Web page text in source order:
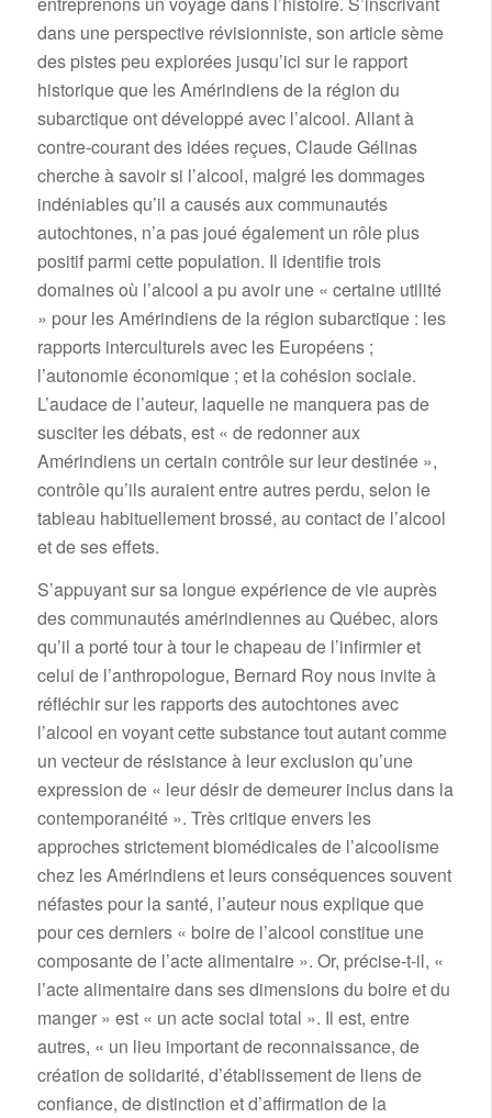
dans une perspective révisionniste, son article sème
des pistes peu explorées jusqu’ici sur le rapport
historique que les Amérindiens de la région du
subarctique ont développé avec l’alcool. Allant à
contre-courant des idées reçues, Claude Gélinas
cherche à savoir si l’alcool, malgré les dommages
indéniables qu’il a causés aux communautés
autochtones, n’a pas joué également un rôle plus
positif parmi cette population. Il identifie trois
domaines où l’alcool a pu avoir une « certaine utilité
» pour les Amérindiens de la région subarctique : les
rapports interculturels avec les Européens ;
l’autonomie économique ; et la cohésion sociale.
L’audace de l’auteur, laquelle ne manquera pas de
susciter les débats, est « de redonner aux
Amérindiens un certain contrôle sur leur destinée »,
contrôle qu’ils auraient entre autres perdu, selon le
tableau habituellement brossé, au contact de l’alcool
et de ses effets.
S’appuyant sur sa longue expérience de vie auprès
des communautés amérindiennes au Québec, alors
qu’il a porté tour à tour le chapeau de l’infirmier et
celui de l’anthropologue, Bernard Roy nous invite à
réfléchir sur les rapports des autochtones avec
l’alcool en voyant cette substance tout autant comme
un vecteur de résistance à leur exclusion qu’une
expression de « leur désir de demeurer inclus dans la
contemporanéité ». Très critique envers les
approches strictement biomédicales de l’alcoolisme
chez les Amérindiens et leurs conséquences souvent
néfastes pour la santé, l’auteur nous explique que
pour ces derniers « boire de l’alcool constitue une
composante de l’acte alimentaire ». Or, précise-t-il, «
l’acte alimentaire dans ses dimensions du boire et du
manger » est « un acte social total ». Il est, entre
autres, « un lieu important de reconnaissance, de
création de solidarité, d’établissement de liens de
confiance, de distinction et d’affirmation de la